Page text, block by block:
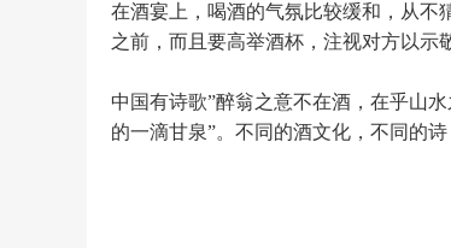
在酒宴上，喝酒的气氛比较缓和，从不
之前，而且要高举酒杯，注视对方以
中国有诗歌”醉翁之意不在酒，在乎山
的一滴甘泉”。不同的酒文化，不同的